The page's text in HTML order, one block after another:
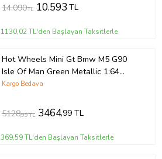
14.090TL 10.593TL
1130,02 TL'den Başlayan Taksitlerle
Hot Wheels Mini Gt Bmw M5 G90
Isle Of Man Green Metallic 1:64
Diecast Model Araba Mgt01086
Kargo Bedava
5128,99 TL 3464,99 TL
369,59 TL'den Başlayan Taksitlerle